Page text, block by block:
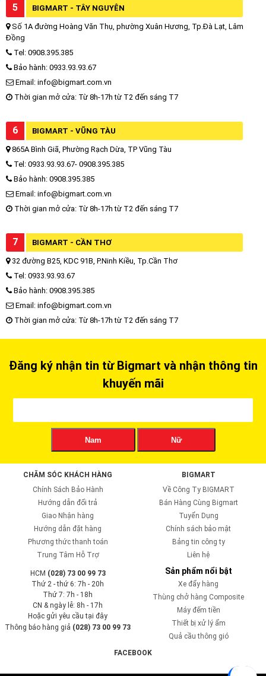
5 BIGMART - TÂY NGUYÊN
Số 1A đường Hoàng Văn Thụ, phường Xuân Hương, Tp.Đà Lạt, Lâm
Đồng
Tel: 0908.395.385
Bảo hành: 0933.93.93.67
Email: info@bigmart.com.vn
Thời gian mở cửa: Từ 8h-17h từ T2 đến sáng T7
6 BIGMART - VŨNG TÀU
865A Bình Giã, Phường Rạch Dừa, TP Vũng Tàu
Tel: 0933.93.93.67- 0908.395.385
Bảo hành: 0908.395.385
Email: info@bigmart.com.vn
Thời gian mở cửa: Từ 8h-17h từ T2 đến sáng T7
7 BIGMART - CẦN THƠ
32 đường B25, KDC 91B, P.Ninh Kiều, Tp.Cần Thơ
Tel: 0933.93.93.67
Bảo hành: 0908.395.385
Email: info@bigmart.com.vn
Thời gian mở cửa: Từ 8h-17h từ T2 đến sáng T7
Đăng ký nhận tin từ Bigmart và nhận thông tin
khuyến mãi
Nam Nữ
CHĂM SÓC KHÁCH HÀNG
Chính Sách Bảo Hành
Hướng dẫn đổi trả
Giao Nhận hàng
Hướng dẫn đặt hàng
Phương thức thanh toán
Trung Tâm Hỗ Trợ
BIGMART
Về Công Ty BIGMART
Bán Hàng Cùng Bigmart
Tuyển Dụng
Chính sách bảo mật
Bảng tin công ty
Liên hệ
HCM (028) 73 00 99 73
Thứ 2 - thứ 6: 7h - 20h
Thứ 7: 7h - 18h
CN & ngày lễ: 8h - 17h
Hoặc gửi yêu cầu tại đây
Thông báo hàng giả (028) 73 00 99 73
Sản phẩm nổi bật
Xe đẩy hàng
Thùng chở hàng Composite
Máy đếm tiền
Thiết bị xử lý ẩm
Quả cầu thông gió
FACEBOOK